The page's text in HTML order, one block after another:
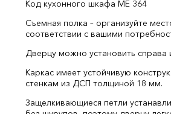
Код кухонного шкафа ME 364
Съемная полка – организуйте
соответствии с вашими
Дверцу можно установить справа
Каркас имеет устойчивую
стенкам из ДСП толщиной 18 мм.
Защелкивающиеся петли